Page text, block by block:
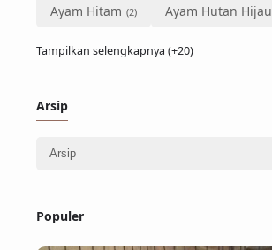
Ayam Hitam
Ayam Hutan Hijau
Tampilkan selengkapnya (+20)
Arsip
Populer